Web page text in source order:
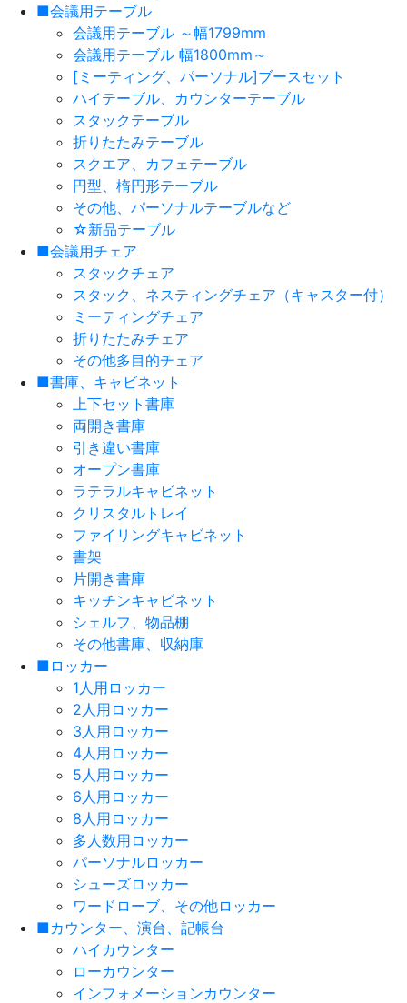
■会議用テーブル
会議用テーブル ～幅1799mm
会議用テーブル 幅1800mm～
[ミーティング、パーソナル]ブースセット
ハイテーブル、カウンターテーブル
スタックテーブル
折りたたみテーブル
スクエア、カフェテーブル
円型、楕円形テーブル
その他、パーソナルテーブルなど
☆新品テーブル
■会議用チェア
スタックチェア
スタック、ネスティングチェア（キャスター付）
ミーティングチェア
折りたたみチェア
その他多目的チェア
■書庫、キャビネット
上下セット書庫
両開き書庫
引き違い書庫
オープン書庫
ラテラルキャビネット
クリスタルトレイ
ファイリングキャビネット
書架
片開き書庫
キッチンキャビネット
シェルフ、物品棚
その他書庫、収納庫
■ロッカー
1人用ロッカー
2人用ロッカー
3人用ロッカー
4人用ロッカー
5人用ロッカー
6人用ロッカー
8人用ロッカー
多人数用ロッカー
パーソナルロッカー
シューズロッカー
ワードローブ、その他ロッカー
■カウンター、演台、記帳台
ハイカウンター
ローカウンター
インフォメーションカウンター